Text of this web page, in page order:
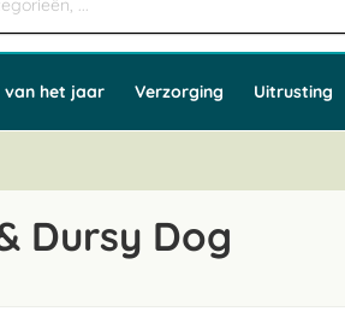
van het jaar Verzorging Uitrusting
Dursy Dog